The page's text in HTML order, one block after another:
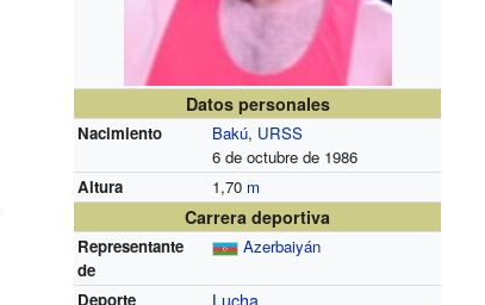
Datos personales
Nacimiento Bakú, URSS
6 de octubre de 1986
Altura
1,70 m
Carrera deportiva
Representante
de
Azerbaiyán
Deporte Lucha